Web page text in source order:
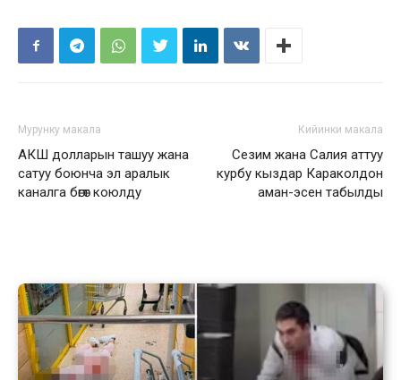
Мурунку макала
АКШ долларын ташуу жана
сатуу боюнча эл аралык
каналга бөгөт коюлду
Кийинки макала
Сезим жана Салия аттуу
курбу кыздар Караколдон
аман-эсен табылды